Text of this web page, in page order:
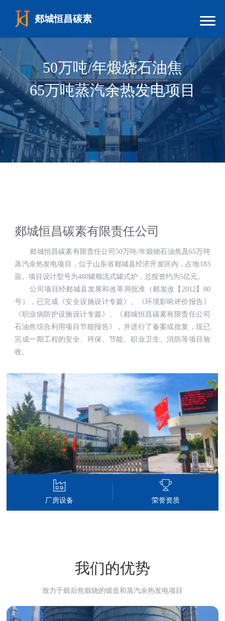
郯城恒昌碳素
煅后焦主要用于生产石墨电极、炭糊制品、金刚
沙、食品级磷工业、冶金工业及电石等，其中应
用较为广泛的是石墨电极。
50万吨/年煅烧石油焦
65万吨蒸汽余热发电项目
煅后焦主要用于生产石墨电极、炭糊制品、金刚
沙、食品级磷工业、冶金工业及电石等，其中应
用较为广泛的是石墨电极。
50万吨/年煅烧石油焦
65万吨蒸汽余热发电项目
郯城恒昌碳素有限责任公司
郯城恒昌碳素有限责任公司50万吨/年煅烧石油焦及65万吨
蒸汽余热发电项目，位于山东省郯城县经济开发区内，占地183
亩。项目设计型号为480罐顺流式罐式炉，总投资约为5亿元。
公司项目经郯城县发展和改革局批准（郯发改【2012】80
号），已完成《安全设施设计专篇》、《环境影响评价报告》
《职业病防护设施设计专篇》、《郯城恒昌碳素有限责任公司
石油焦综合利用项目节能报告》，并进行了备案或批复，现已
完成一期工程的安全、环保、节能、职业卫生、消防等项目验
收。
厂房设备 荣誉资质
我们的优势
致力于煅后焦煅烧的锻造和蒸汽余热发电项目